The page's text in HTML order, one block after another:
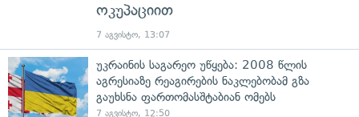
ოკუპაციით
7 აგვისტო, 13:07
უკრაინის საგარეო უწყება: 2008 წლის
აგრესიაზე რეაგირების ნაკლებობამ გზა
გაუხსნა ფართომასშტაბიან ომებს
7 აგვისტო, 12:50